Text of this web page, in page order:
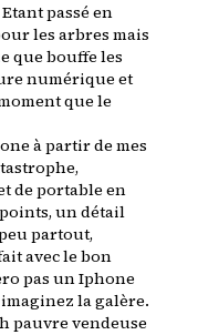
passé en
les arbres mais
que bouffe les
numérique et
que le
à partir de mes
de portable en
un détail
partout,
avec le bon
pas un Iphone
la galère.
pauvre vendeuse